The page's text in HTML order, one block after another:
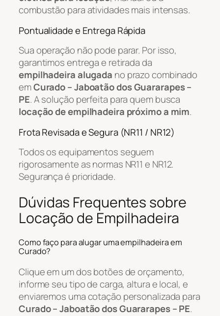
combustão para atividades mais intensas.
Pontualidade e Entrega Rápida
Sua operação não pode parar. Por isso,
garantimos entrega e retirada da
empilhadeira alugada no prazo combinado
emCurado – Jaboatão dos Guararapes –
PE. A solução perfeita para quem busca
locação de empilhadeira próximo a mim.
Frota Revisada e Segura (NR11 / NR12)
Todos os equipamentos seguem
rigorosamente as normas NR11 e NR12.
Segurança é prioridade.
Dúvidas Frequentes sobre
Locação de Empilhadeira
Como faço para alugar uma empilhadeira em
Curado?
Clique em um dos botões de orçamento,
informe seu tipo de carga, altura e local, e
enviaremos uma cotação personalizada para
Curado – Jaboatão dos Guararapes – PE.